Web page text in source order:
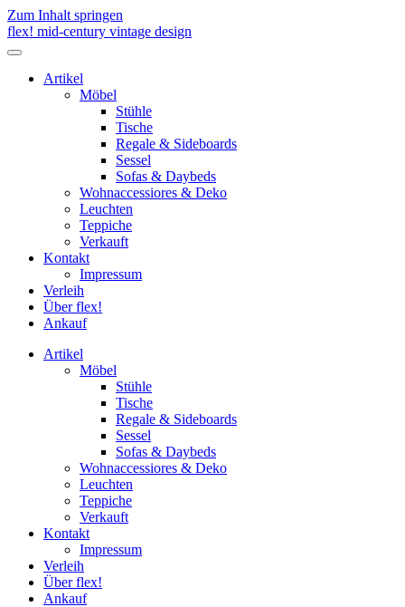
Zum Inhalt springen
flex! mid-century vintage design
Menü
umschalten
Artikel
Möbel
Stühle
Tische
Regale & Sideboards
Sessel
Sofas & Daybeds
Wohnaccessiores & Deko
Leuchten
Teppiche
Verkauft
Kontakt
Impressum
Verleih
Über flex!
Ankauf
Artikel
Möbel
Stühle
Tische
Regale & Sideboards
Sessel
Sofas & Daybeds
Wohnaccessiores & Deko
Leuchten
Teppiche
Verkauft
Kontakt
Impressum
Verleih
Über flex!
Ankauf